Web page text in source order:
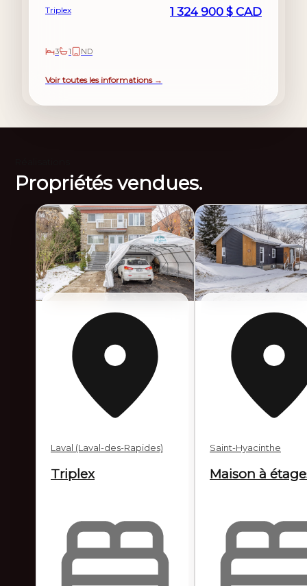
Triplex 1 324 900 $ CAD
3 1 ND
Voir toutes les informations →
Propriétés vendues.
Laval (Laval-des-Rapides)
Triplex
Saint-Hyacinthe
Maison à